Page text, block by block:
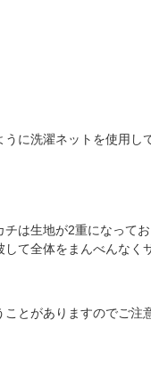
に洗濯ネットを使用し
は生地が2重になって
て全体をまんべんな
とがありますのでご注